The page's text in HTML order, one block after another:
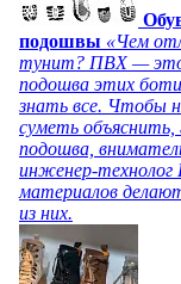
подошвы «Чем
тунит? ПВХ — это
подошва этих
знать все. Чтобы
суметь
подошва,
инженер-технолог
материалов
из них.